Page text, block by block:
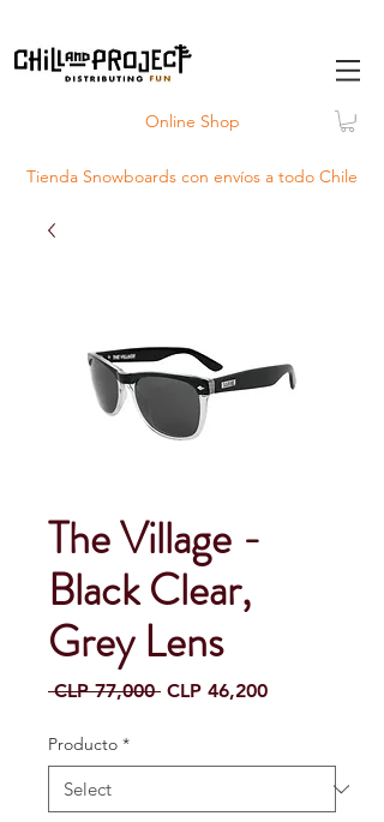
Online Shop
Tienda Snowboards con envíos a todo Chile
The Village -
Black Clear,
Grey Lens
CLP 77,000 Regular
CLP 46,200Sale
Producto *